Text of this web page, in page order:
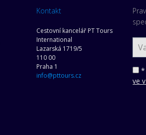
Kontakt
Cestovní kancelář PT Tours
International
Lazarská 1719/5
110 00
Praha 1
info@pttours.cz
*
ve